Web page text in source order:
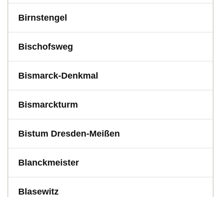
Birnstengel
Bischofsweg
Bismarck-Denkmal
Bismarckturm
Bistum Dresden-Meißen
Blanckmeister
Blasewitz